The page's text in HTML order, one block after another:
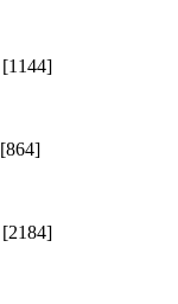
[1144]
[864]
[2184]